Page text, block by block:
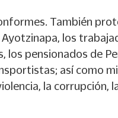
También
los
los pensionados de
así como
la corrupción,